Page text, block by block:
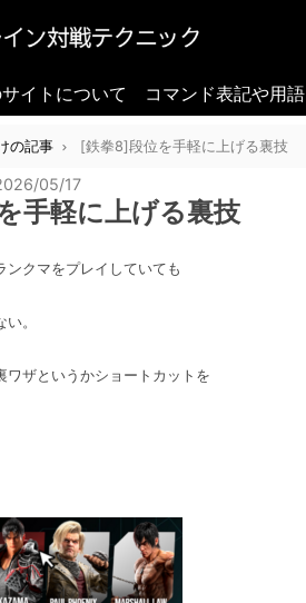
イトについて コマンド表記や用語
の記事 [鉄拳8]段位を手軽に上げる裏技
05/17
手軽に上げる裏技
ンクマをプレイしていても
。
ワザというかショートカットを